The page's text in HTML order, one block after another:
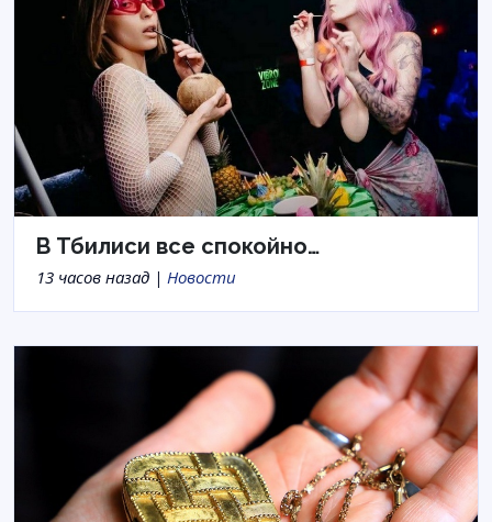
В Тбилиси все спокойно…
13 часов назад | Новости